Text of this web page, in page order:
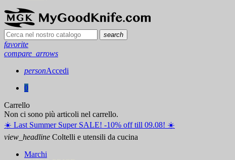
search
favorite
compare_arrows
personAccedi
0
Carrello
Non ci sono più articoli nel carrello.
☀️ ️Last Summer Super SALE! -10% off till 09.08! ☀️
view_headline Coltelli e utensili da cucina
Marchi